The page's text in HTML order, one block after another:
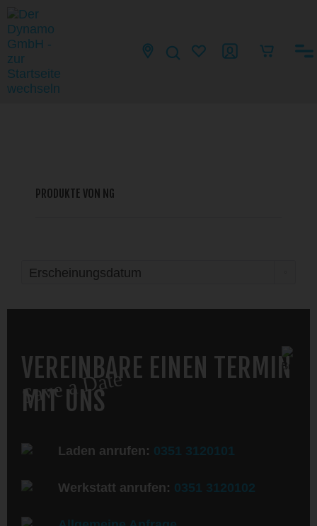
PRODUKTE VON NG
Save a Date
VEREINBARE EINEN TERMIN
MIT UNS
Laden anrufen: 0351 3120101
Werkstatt anrufen: 0351 3120102